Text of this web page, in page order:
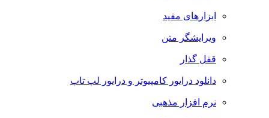
ابزارهای مفید
ویرایشگر متن
قفل گذار
دانلود درایور کامپیوتر و درایور لپ تاپ
نرم افزار مذهبی